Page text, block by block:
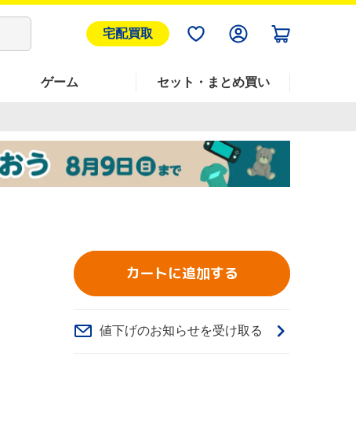
宅配買取
ゲーム セット・まとめ買い
カートに追加する
値下げのお知らせを受け取る